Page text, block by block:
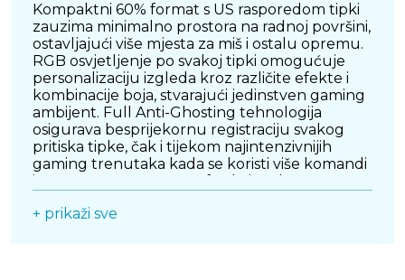
Kompaktni 60% format s US rasporedom tipki
zauzima minimalno prostora na radnoj površini,
ostavljajući više mjesta za miš i ostalu opremu.
RGB osvjetljenje po svakoj tipki omogućuje
personalizaciju izgleda kroz različite efekte i
kombinacije boja, stvarajući jedinstven gaming
ambijent. Full Anti-Ghosting tehnologija
osigurava besprijekornu registraciju svakog
pritiska tipke, čak i tijekom najintenzivnijih
gaming trenutaka kada se koristi više komandi
bez lemljenja, pružajući dodatnu fleksibilnost i
+ prikaži sve